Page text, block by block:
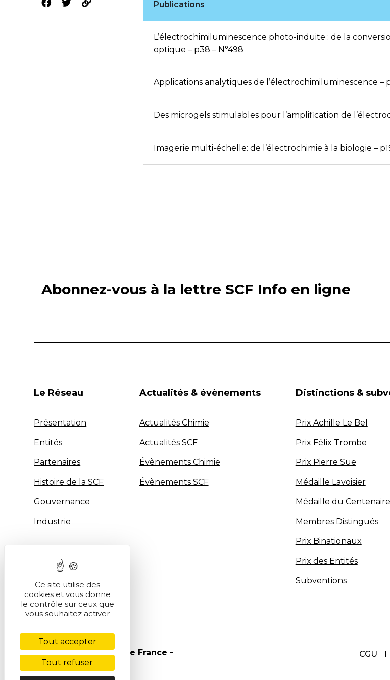
Publications
L’électrochimiluminescence photo-induite : de la
optique – p38 – N°498
Applications analytiques de l’électrochimiluminescence –
Des microgels stimulables pour l’amplification de
Imagerie multi-échelle: de l’électrochimie à la biologie –
Abonnez-vous à la lettre SCF Info en ligne
Le Réseau
Présentation
Entités
Partenaires
Histoire de la SCF
Gouvernance
Industrie
Actualités & évènements
Actualités Chimie
Actualités SCF
Évènements Chimie
Évènements SCF
Distinctions &
Prix Achille Le Bel
Prix Félix Trombe
Prix Pierre Süe
Médaille Lavoisier
Médaille du Centenaire
Membres Distingués
Prix Binationaux
Prix des Entités
Subventions
CGU
© Société Chimique de France -
2026
Ce site utilise des
cookies et vous donne
le contrôle sur ceux que
vous souhaitez activer
Tout accepter
Tout refuser